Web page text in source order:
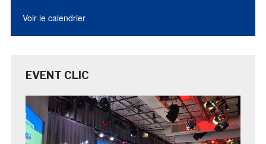
Voir le calendrier
EVENT CLIC